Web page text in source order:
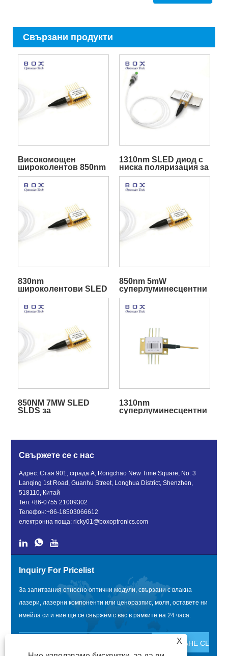
Свързани продукти
Високомощен
широколентов 850nm
SLED диод за
медицински OCT
1310nm SLED диод с
ниска поляризация за
оптичен жироскоп
830nm
широколентови SLED
суперлуминесцентни
диоди
850nm 5mW
суперлуминесцентни
диодни SLD,
свързани с влакна
850NM 7MW SLED
SLDS за
1310nm
суперлуминесцентни
Свържете се с нас
Адрес: Стая 901, сграда A, Rongchao New Time Square, No. 3
Lanqing 1st Road, Guanhu Street, Longhua District, Shenzhen,
518110, Китай
Тел:+86-0755 21009302
Телефон:+86-18503066612
електронна поща:ricky01@boxoptronics.com
Inquiry For Pricelist
За запитвания относно оптични модули, свързани с влакна
лазери, лазерни компоненти или ценоразпис, моля, оставете ни
имейла си и ние ще се свържем с вас в рамките на 24 часа.
X